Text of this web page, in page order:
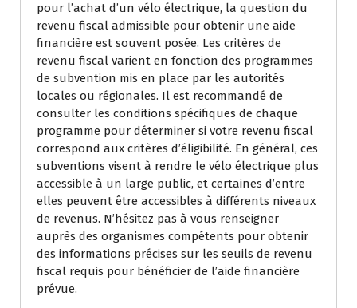
pour l’achat d’un vélo électrique, la question du
revenu fiscal admissible pour obtenir une aide
financière est souvent posée. Les critères de
revenu fiscal varient en fonction des programmes
de subvention mis en place par les autorités
locales ou régionales. Il est recommandé de
consulter les conditions spécifiques de chaque
programme pour déterminer si votre revenu fiscal
correspond aux critères d’éligibilité. En général, ces
subventions visent à rendre le vélo électrique plus
accessible à un large public, et certaines d’entre
elles peuvent être accessibles à différents niveaux
de revenus. N’hésitez pas à vous renseigner
auprès des organismes compétents pour obtenir
des informations précises sur les seuils de revenu
fiscal requis pour bénéficier de l’aide financière
prévue.